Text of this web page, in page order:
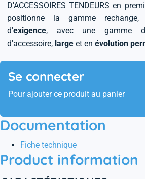
D'ACCESSOIRES TENDEURS en
positionne la gamme
d'exigence, avec une gamme
d'accessoire, large et en évolution
Se connecter
Pour ajouter ce produit au panier
Documentation
Fiche technique
Product information